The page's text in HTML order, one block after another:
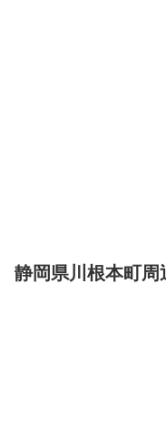
静岡県川根本町